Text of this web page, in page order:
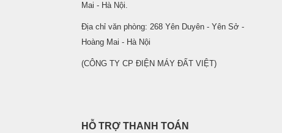
Mai - Hà Nội.
Địa chỉ văn phòng: 268 Yên Duyên - Yên Sở -
Hoàng Mai - Hà Nội
(CÔNG TY CP ĐIỆN MÁY ĐẤT VIỆT)
HỖ TRỢ THANH TOÁN